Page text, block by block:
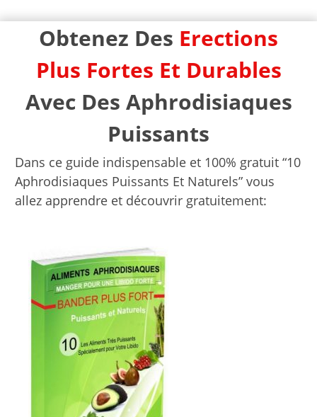
Obtenez Des Erections
Plus Fortes Et Durables
Avec Des Aphrodisiaques
Puissants
Dans ce guide indispensable et 100% gratuit “10
Aphrodisiaques Puissants Et Naturels” vous
allez apprendre et découvrir gratuitement: